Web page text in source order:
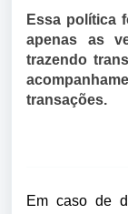
Essa política
apenas as
trazendo
transações.
Em caso de